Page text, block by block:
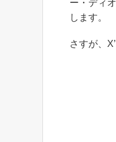
ー・ディ
します。
さすが、